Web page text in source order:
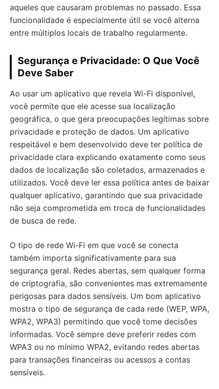
aqueles que causaram problemas no passado. Essa
funcionalidade é especialmente útil se você alterna
entre múltiplos locais de trabalho regularmente.
Segurança e Privacidade: O Que Você
Deve Saber
Ao usar um aplicativo que revela Wi-Fi disponível,
você permite que ele acesse sua localização
geográfica, o que gera preocupações legítimas sobre
privacidade e proteção de dados. Um aplicativo
respeitável e bem desenvolvido deve ter política de
privacidade clara explicando exatamente como seus
dados de localização são coletados, armazenados e
utilizados. Você deve ler essa política antes de baixar
qualquer aplicativo, garantindo que sua privacidade
não seja comprometida em troca de funcionalidades
de busca de rede.
O tipo de rede Wi-Fi em que você se conecta
também importa significativamente para sua
segurança geral. Redes abertas, sem qualquer forma
de criptografia, são convenientes mas extremamente
perigosas para dados sensíveis. Um bom aplicativo
mostra o tipo de segurança de cada rede (WEP, WPA,
WPA2, WPA3) permitindo que você tome decisões
informadas. Você sempre deve preferir redes com
WPA3 ou no mínimo WPA2, evitando redes abertas
para transações financeiras ou acessos a contas
sensíveis.